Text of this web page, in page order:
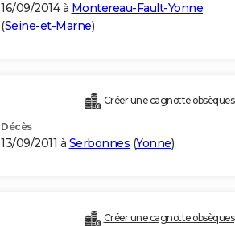
16/09/2014 à Montereau-Fault-Yonne
(Seine-et-Marne)
Créer une cagnotte obsèques
Décès
13/09/2011 à Serbonnes (Yonne)
Créer une cagnotte obsèques